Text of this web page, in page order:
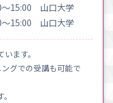
〜15:00 山口大学
〜15:00 山口大学
ます。
グでの受講も可能で